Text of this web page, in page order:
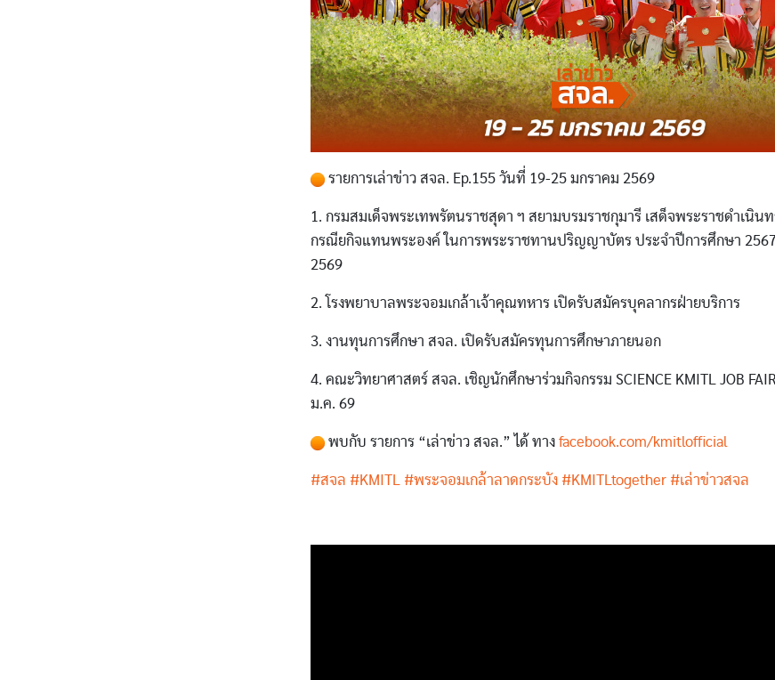
รายการเล่าข่าว สจล. Ep.155 วันที่ 19-25 มกราคม 2569
1. กรมสมเด็จพระเทพรัตนราชสุดา ฯ สยามบรมราชกุมารี เสด็จพระราชดำเนิน
กรณียกิจแทนพระองค์ ในการพระราชทานปริญญาบัตร ประจำปีการศึกษา
2569
2. โรงพยาบาลพระจอมเกล้าเจ้าคุณทหาร เปิดรับสมัครบุคลากรฝ่ายบริการ
3. งานทุนการศึกษา สจล. เปิดรับสมัครทุนการศึกษาภายนอก
4. คณะวิทยาศาสตร์ สจล. เชิญนักศึกษาร่วมกิจกรรม SCIENCE KMITL JOB
ม.ค. 69
พบกับ รายการ “เล่าข่าว สจล.” ได้ ทางfacebook.com/kmitlofficial
#สจล #KMITL #พระจอมเกล้าลาดกระบัง #KMITLtogether #เล่าข่าวสจล